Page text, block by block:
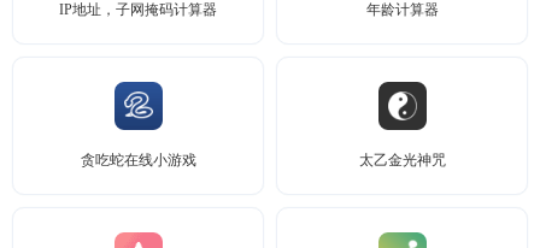
IP地址，子网掩码计算器 年龄计算器
贪吃蛇在线小游戏 太乙金光神咒